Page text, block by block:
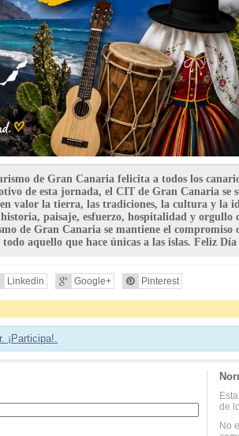
de Gran Canaria felicita a todos los
de esta jornada, el CIT de Gran Canaria se
en valor la tierra, las tradiciones, la cultura y la
paisaje, esfuerzo, hospitalidad y orgullo
de Gran Canaria se mantiene el compromiso
aquello que hace únicas a las islas. Feliz
Linkedin Google+ Pinterest
¡Participa!.
de
No